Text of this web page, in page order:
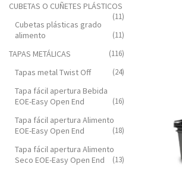
CUBETAS O CUÑETES PLÁSTICOS
(11)
Cubetas plásticas grado
alimento
(11)
TAPAS METÁLICAS (116)
Tapas metal Twist Off (24)
Tapa fácil apertura Bebida
EOE-Easy Open End
(16)
Tapa fácil apertura Alimento
EOE-Easy Open End
(18)
Tapa fácil apertura Alimento
Seco EOE-Easy Open End
(13)